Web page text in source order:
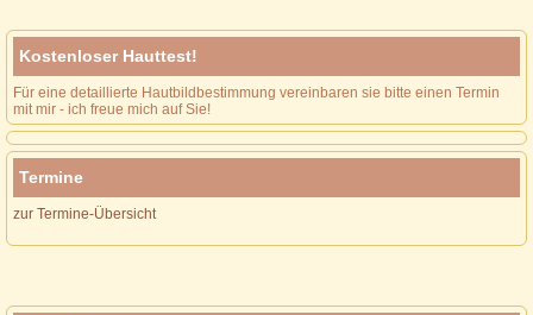
Kostenloser Hauttest!
Für eine detaillierte Hautbildbestimmung vereinbaren sie bitte einen Termin
mit mir - ich freue mich auf Sie!
Termine
zur Termine-Übersicht